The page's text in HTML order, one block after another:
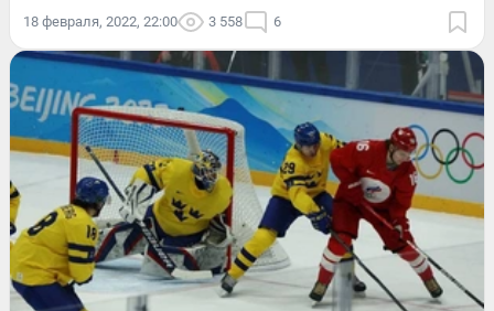
18 февраля, 2022, 22:00 3 558 6